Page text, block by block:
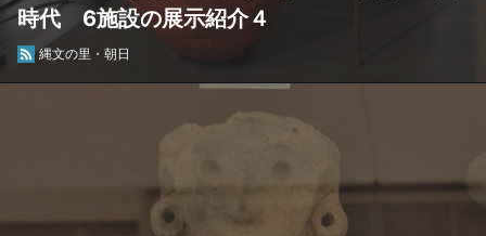
時代 6施設の展示紹介４
縄文の里・朝日